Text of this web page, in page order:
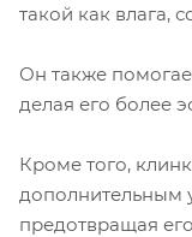
такой как влага,
Он также
делая его более
Кроме того,
дополнительным
предотвращая